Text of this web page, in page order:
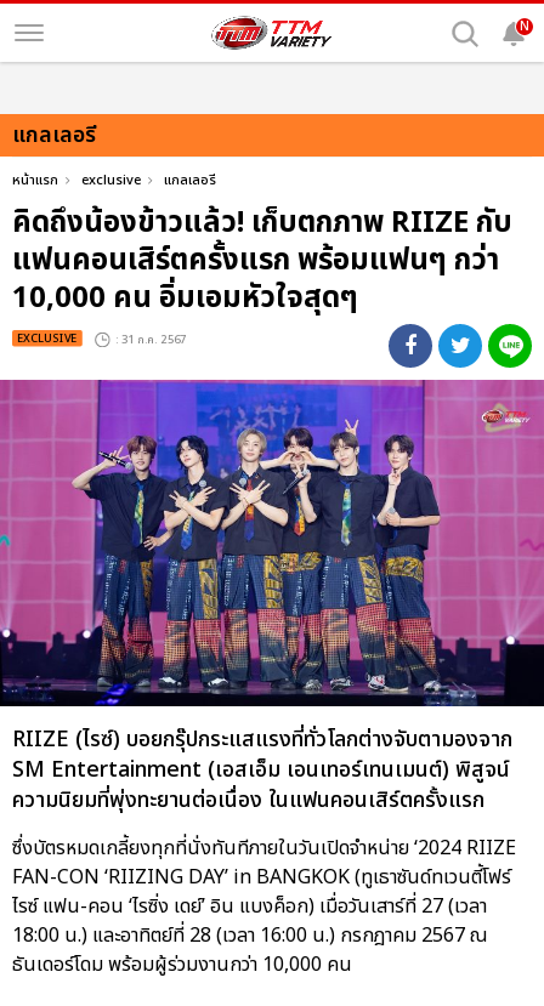
N
แกลเลอรี
หน้าแรก exclusive แกลเลอรี
คิดถึงน้องข้าวแล้ว! เก็บตกภาพ RIIZE กับ
แฟนคอนเสิร์ตครั้งแรก พร้อมแฟนๆ กว่า
10,000 คน อิ่มเอมหัวใจสุดๆ
EXCLUSIVE : 31 ก.ค. 2567
RIIZE (ไรซ์) บอยกรุ๊ปกระแสแรงที่ทั่วโลกต่างจับตามองจาก
SM Entertainment (เอสเอ็ม เอนเทอร์เทนเมนต์) พิสูจน์
ความนิยมที่พุ่งทะยานต่อเนื่อง ในแฟนคอนเสิร์ตครั้งแรก
ซึ่งบัตรหมดเกลี้ยงทุกที่นั่งทันทีภายในวันเปิดจำหน่าย ‘2024 RIIZE
FAN-CON ‘RIIZING DAY’ in BANGKOK (ทูเธาซันด์ทเวนตี้โฟร์
ไรซ์ แฟน-คอน ‘ไรซิ่ง เดย์’ อิน แบงค็อก) เมื่อวันเสาร์ที่ 27 (เวลา
18:00 น.) และอาทิตย์ที่ 28 (เวลา 16:00 น.) กรกฎาคม 2567 ณ
ธันเดอร์โดม พร้อมผู้ร่วมงานกว่า 10,000 คน